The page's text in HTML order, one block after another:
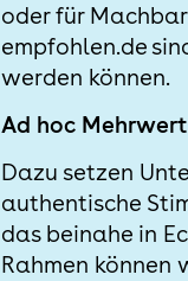
oder für
empfohlen.de
werden können.
Ad hoc
Dazu setzen
authentische
das beinahe in
Rahmen können